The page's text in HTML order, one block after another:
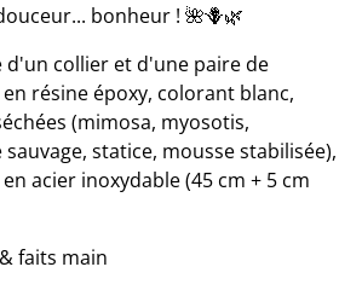
bonheur ! 🌺🪻🌿
d'un collier et d'une paire de
résine époxy, colorant blanc,
(mimosa, myosotis,
statice, mousse stabilisée),
acier inoxydable (45 cm + 5 cm
faits main